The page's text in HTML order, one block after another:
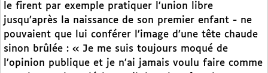
le firent par exemple pratiquer l’union libre
jusqu’après la naissance de son premier enfant - ne
pouvaient que lui conférer l’image d’une tête chaude
sinon brûlée : « Je me suis toujours moqué de
l’opinion publique et je n’ai jamais voulu faire comme